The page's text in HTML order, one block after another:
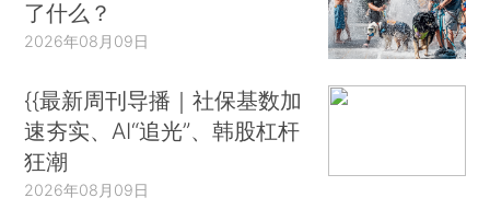
了什么？
2026年08月09日
{{最新周刊导播｜社保基数加
速夯实、AI“追光”、韩股杠杆
狂潮
2026年08月09日